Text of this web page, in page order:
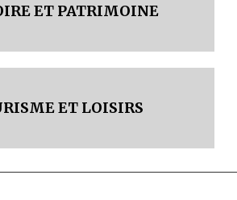
ET PATRIMOINE
ET LOISIRS